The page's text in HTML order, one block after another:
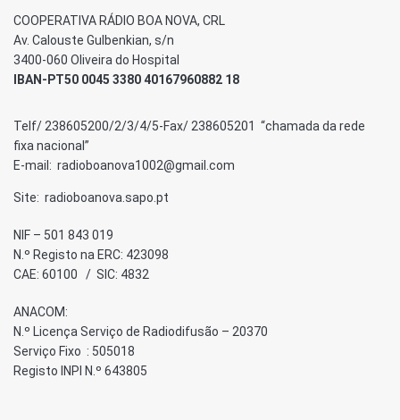
COOPERATIVA RÁDIO BOA NOVA, CRL
Av. Calouste Gulbenkian, s/n
3400-060 Oliveira do Hospital
IBAN-PT50 0045 3380 40167960882 18
Telf/ 238605200/2/3/4/5-Fax/ 238605201 “chamada da rede
fixa nacional”
E-mail: radioboanova1002@gmail.com
Site: radioboanova.sapo.pt
NIF – 501 843 019
N.º Registo na ERC: 423098
CAE: 60100 / SIC: 4832
ANACOM:
N.º Licença Serviço de Radiodifusão – 20370
Serviço Fixo : 505018
Registo INPI N.º 643805